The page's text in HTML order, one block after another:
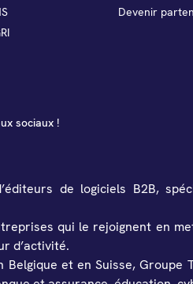
Devenir
sociaux !
de logiciels B2B,
qui le rejoignent en
d’activité.
et en Suisse,